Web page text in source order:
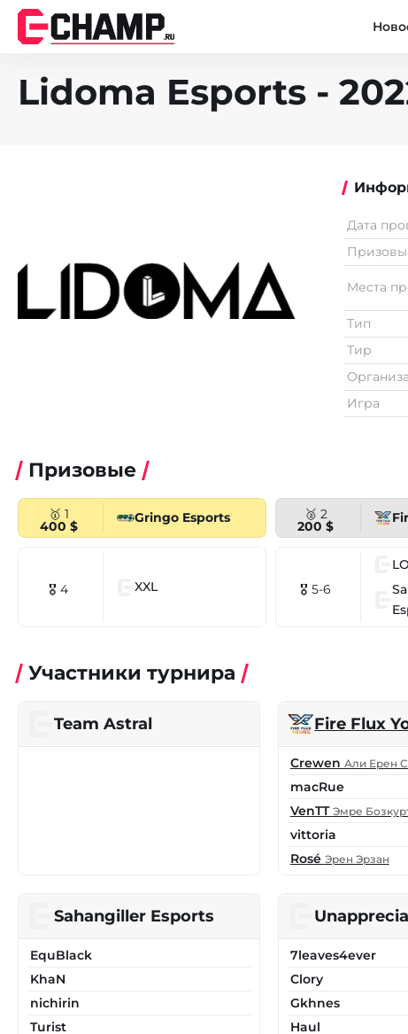
Lidoma Esports -
Дата
Места
Тип
Тир
Игра
Призовые
🥇 1
400 $
Gringo Esports 🥈 2
200 $
🎖 4 XXL 🎖 5-6
Участники турнира
Team Astral Fire Flux
Crewen Али Ерен
macRue
VenTT Эмре
vittoria
Rosé Эрен Эрзан
Sahangiller Esports
EquBlack
KhaN
nichirin
Turist
7leaves4ever
Clory
Gkhnes
Haul